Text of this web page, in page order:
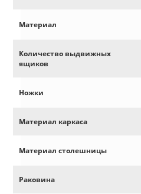
Материал
Количество выдвижных
ящиков
Ножки
Материал каркаса
Материал столешницы
Раковина